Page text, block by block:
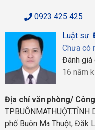
0923 425 425
Luật sư:
Chưa có
Đánh giá
16 năm
Địa chỉ văn phòng/
phố Buôn Ma Thuột, Đăk